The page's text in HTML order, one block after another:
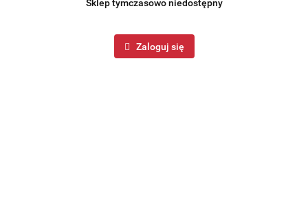
Sklep tymczasowo niedostępny
Zaloguj się